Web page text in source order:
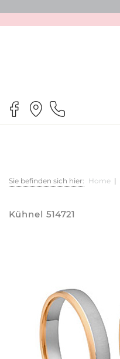
Sie befinden sich hier: Home |
Kühnel 514721